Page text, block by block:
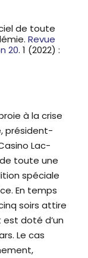
de toute
Revue
20. 1 (2022) :
à la crise
président-
Lac-
toute une
spéciale
En temps
soirs attire
doté d’un
Le cas